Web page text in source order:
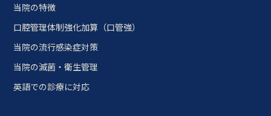
当院の特徴
口腔管理体制強化加算（口管強）
当院の流行感染症対策
当院の滅菌・衛生管理
英語での診療に対応